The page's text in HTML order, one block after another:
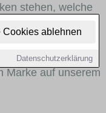
Cookies ablehnen
Datenschutzerklärung
stehen, welche
wie sich die
Markenportraits
bequem zu den
Marke auf unserem